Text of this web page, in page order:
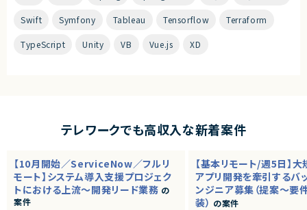
Swift Symfony Tableau Tensorflow Terraform
TypeScript Unity VB Vue.js XD
テレワークでも高収入な新着案件
【10月開始／ServiceNow／フルリ
モート】システム導入支援プロジェク
トにおける上流～開発リード業務 の
案件
【基本リモート/週5日】
アプリ開発を牽引するバ
ンジニア募集（提案～要
装） の案件